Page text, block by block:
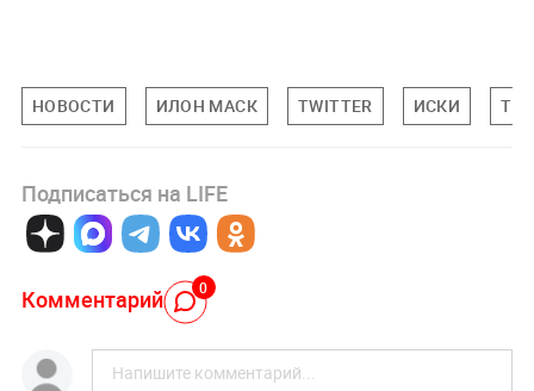
НОВОСТИ ИЛОН МАСК TWITTER ИСКИ
Подписаться на LIFE
Комментарий 0